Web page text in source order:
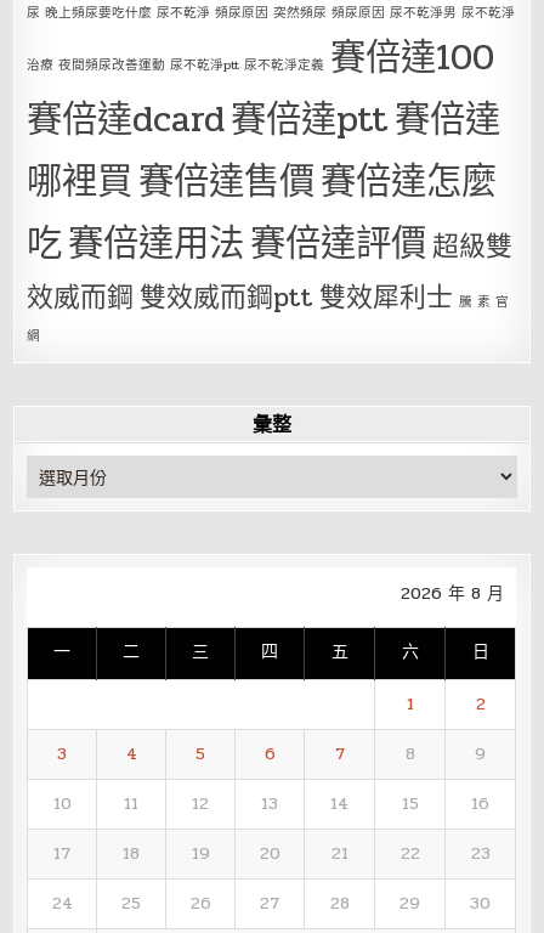
尿 晚上頻尿要吃什麼 尿不乾淨 頻尿原因 突然頻尿 頻尿原因 尿不乾淨男 尿不乾淨
治療 夜間頻尿改善運動 尿不乾淨ptt 尿不乾淨定義 賽倍達100
賽倍達dcard賽倍達ptt賽倍達
哪裡買賽倍達售價賽倍達怎麼
吃賽倍達用法賽倍達評價超級雙
效威而鋼 雙效威而鋼ptt 雙效犀利士 騰 素 官
網
彙整
彙
整
2026 年 8 月
一 二 三 四 五 六 日
1
2
3
4 5 6 7 8
9
10
11 12 13 14 15
16
17
18 19 20 21 22
23
24
25 26 27 28 29
30